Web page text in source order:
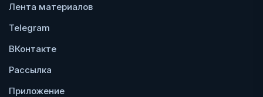
Лента материалов
Telegram
ВКонтакте
Рассылка
Приложение